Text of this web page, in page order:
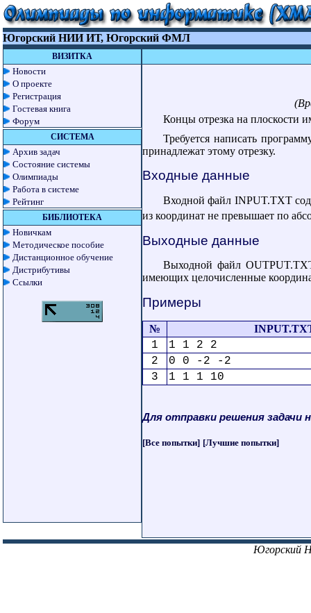
Югорский НИИ ИТ, Югорский ФМЛ
ВИЗИТКА
Новости
О проекте
Регистрация
Гостевая книга
Форум
СИСТЕМА
Архив задач
Состояние системы
Олимпиады
Работа в системе
Рейтинг
БИБЛИОТЕКА
Новичкам
Методическое пособие
Дистанционное обучение
Дистрибутивы
Ссылки
Концы отрезка на плоскости
Требуется написать
принадлежат этому отрезку.
Входные данные
Входной файл INPUT.TXT
из координат не превышает по
Выходные данные
Выходной файл
имеющих целочисленные
Примеры
№
1
1 1 2 2
2
0 0 -2 -2
3
1 1 1 10
Для отправки решения задачи
[Все попытки] [Лучшие попытки]
Югорский